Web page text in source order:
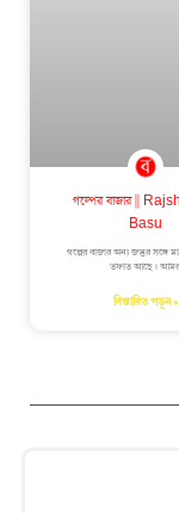
গল্পের বাজার ||
Basu
গল্পের বাজার অন্য জন্তুর সঙ্গে
তফাত আছে।
বিস্তারিত পড়ুন »